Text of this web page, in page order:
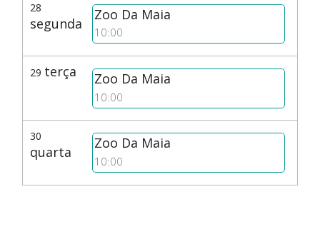
28
segunda
Zoo Da Maia
10:00
29 terça Zoo Da Maia
10:00
30
quarta
Zoo Da Maia
10:00